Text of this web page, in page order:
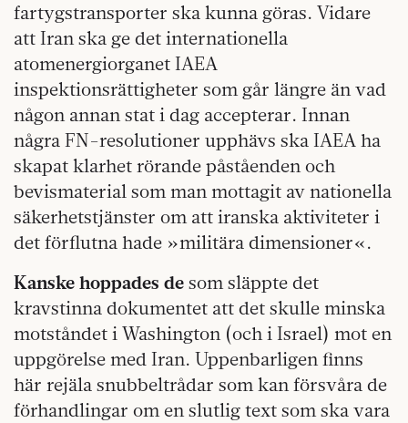
fartygstransporter ska kunna göras. Vidare
att Iran ska ge det internationella
atomenergiorganet IAEA
inspektionsrättigheter som går längre än vad
någon annan stat i dag accepterar. Innan
några FN-resolutioner upphävs ska IAEA ha
skapat klarhet rörande påståenden och
bevismaterial som man mottagit av nationella
säkerhetstjänster om att iranska aktiviteter i
det förflutna hade »militära dimensioner«.
Kanske hoppades de somsläppte det
kravstinna dokumentet att det skulle minska
motståndet i Washington (och i Israel) mot en
uppgörelse med Iran. Uppenbarligen finns
här rejäla snubbeltrådar som kan försvåra de
förhandlingar om en slutlig text som ska vara